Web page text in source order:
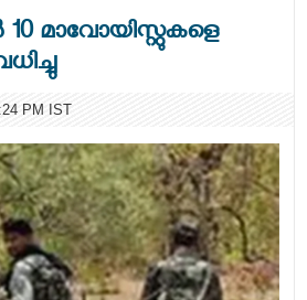
മാവോയിസ്റ്റുകളെ
PM IST